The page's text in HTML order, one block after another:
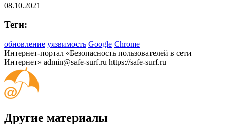
08.10.2021
Теги:
обновление уязвимость Google Chrome
Интернет-портал «Безопасность пользователей в сети
Интернет» admin@safe-surf.ru https://safe-surf.ru
Другие материалы